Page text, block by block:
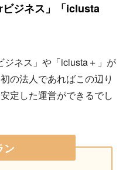
ジネス」「iclusta
ジネス」や「iclusta＋」が
の法人であればこの辺り
定した運営ができるでし
ン